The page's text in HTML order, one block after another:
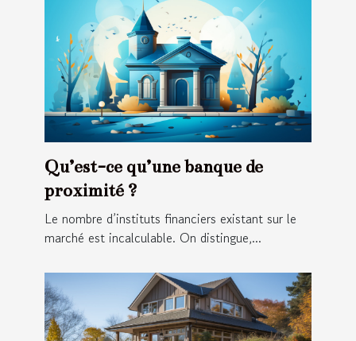
Qu’est-ce qu’une banque de
proximité ?
Le nombre d’instituts financiers existant sur le
marché est incalculable. On distingue,...